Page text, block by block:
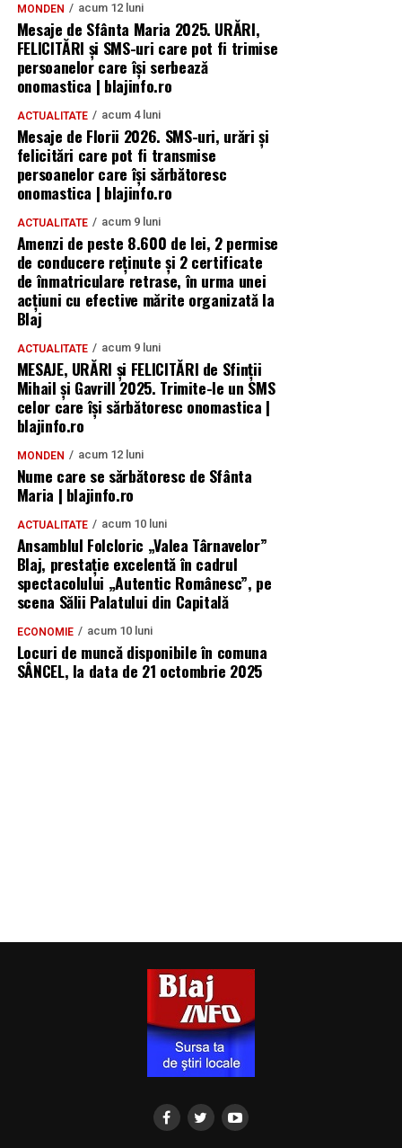
MONDEN acum 12 luni
Mesaje de Sfânta Maria 2025. URĂRI,
FELICITĂRI și SMS-uri care pot fi trimise
persoanelor care își serbează
onomastica | blajinfo.ro
ACTUALITATE acum 4 luni
Mesaje de Florii 2026. SMS-uri, urări și
felicitări care pot fi transmise
persoanelor care îşi sărbătoresc
onomastica | blajinfo.ro
ACTUALITATE acum 9 luni
Amenzi de peste 8.600 de lei, 2 permise
de conducere reținute și 2 certificate
de înmatriculare retrase, în urma unei
acțiuni cu efective mărite organizată la
Blaj
ACTUALITATE acum 9 luni
MESAJE, URĂRI și FELICITĂRI de Sfinții
Mihail și Gavrill 2025. Trimite-le un SMS
celor care își sărbătoresc onomastica |
blajinfo.ro
MONDEN acum 12 luni
Nume care se sărbătoresc de Sfânta
Maria | blajinfo.ro
ACTUALITATE acum 10 luni
Ansamblul Folcloric „Valea Târnavelor”
Blaj, prestație excelentă în cadrul
spectacolului „Autentic Românesc”, pe
scena Sălii Palatului din Capitală
ECONOMIE acum 10 luni
Locuri de muncă disponibile în comuna
SÂNCEL, la data de 21 octombrie 2025